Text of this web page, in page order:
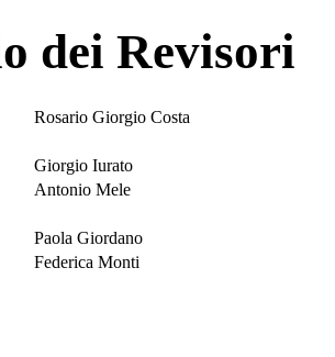
dei Revisori
Rosario Giorgio Costa
Giorgio Iurato
Antonio Mele
Paola Giordano
Federica Monti